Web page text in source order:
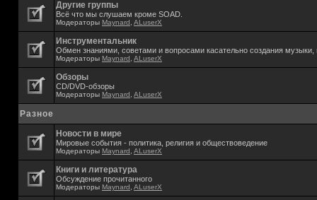
Другие группы
Всё что мы слушаем кроме SOAD.
Модераторы Maynard ALuserX
Инструментальник
Обмен знаниями, советами и вопросами касательно создания музыки,
Модераторы Maynard ALuserX
Обзоры
CD/DVD-обзоры
Модераторы Maynard ALuserX
Разное
Новости в мире
Мировые события - политика, религия и обществоведение
Модераторы Maynard ALuserX
Книги и литература
Обсуждение прочитанного
Модераторы Maynard ALuserX